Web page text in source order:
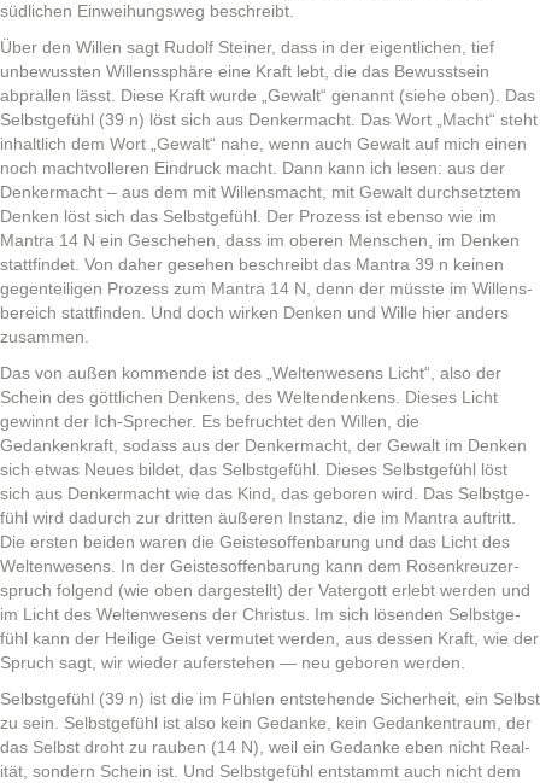
südlichen Ein­wei­hungsweg beschreibt.
Über den Willen sagt Rudolf Stein­er, dass in der eigentlichen, tief
unbe­wussten Wil­lenssphäre eine Kraft lebt, die das Bewusst­sein
abprallen lässt. Diese Kraft wurde „Gewalt“ genan­nt (siehe oben). Das
Selb­st­ge­fühl (39 n) löst sich aus Denker­ma­cht. Das Wort „Macht“ ste­ht
inhaltlich dem Wort „Gewalt“ nahe, wenn auch Gewalt auf mich einen
noch machtvolleren Ein­druck macht. Dann kann ich lesen: aus der
Denker­ma­cht – aus dem mit Wil­lens­macht, mit Gewalt durch­set­ztem
Denken löst sich das Selb­st­ge­fühl. Der Prozess ist eben­so wie im
Mantra 14 N ein Geschehen, dass im oberen Men­schen, im Denken
stat­tfind­et. Von daher gese­hen beschreibt das Mantra 39 n keinen
gegen­teili­gen Prozess zum Mantra 14 N, denn der müsste im Wil­lens­
bere­ich stat­tfind­en. Und doch wirken Denken und Wille hier anders
zusammen.
Das von außen kom­mende ist des „Wel­tenwe­sens Licht“, also der
Schein des göt­tlichen Denkens, des Wel­tendenkens. Dieses Licht
gewin­nt der Ich-Sprech­er. Es befruchtet den Willen, die
Gedankenkraft, sodass aus der Denker­ma­cht, der Gewalt im Denken
sich etwas Neues bildet, das Selb­st­ge­fühl. Dieses Selb­st­ge­fühl löst
sich aus Denker­ma­cht wie das Kind, das geboren wird. Das Selb­st­ge­
fühl wird dadurch zur drit­ten äußeren Instanz, die im Mantra auftritt.
Die ersten bei­den waren die Geis­te­sof­fen­barung und das Licht des
Wel­tenwe­sens. In der Geis­te­sof­fen­barung kann dem Rosenkreuzer­
spruch fol­gend (wie oben dargestellt) der Vater­gott erlebt wer­den und
im Licht des Wel­tenwe­sens der Chris­tus. Im sich lösenden Selb­st­ge­
fühl kann der Heilige Geist ver­mutet wer­den, aus dessen Kraft, wie der
Spruch sagt, wir wieder aufer­ste­hen — neu geboren werden.
Selb­st­ge­fühl (39 n) ist die im Fühlen entste­hende Sicher­heit, ein Selb­st
zu sein. Selb­st­ge­fühl ist also kein Gedanke, kein Gedanken­traum, der
das Selb­st dro­ht zu rauben (14 N), weil ein Gedanke eben nicht Real­
ität, son­dern Schein ist. Und Selb­st­ge­fühl entstammt auch nicht dem